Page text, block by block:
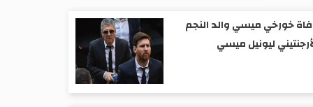
خورخي ميسي والد النجم
ليونيل ميسي